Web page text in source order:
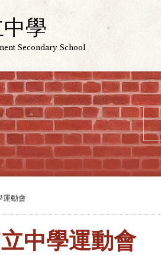
學
Secondary School
運動會
中學運動會